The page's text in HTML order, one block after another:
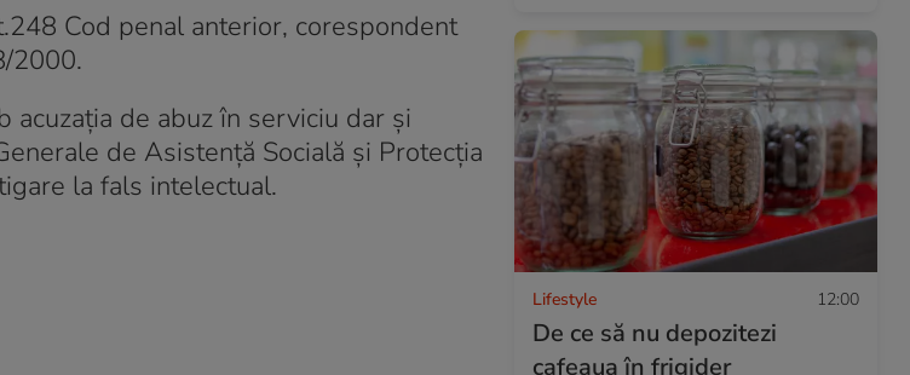
Cod penal anterior, corespondent
2000.
acuzaţia de abuz în serviciu dar şi
de Asistenţă Socială şi Protecţia
la fals intelectual.
Lifestyle 12:00
De ce să nu depozitezi
cafeaua în frigider